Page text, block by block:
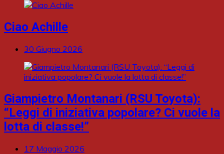
Ciao Achille
30 Giugno 2026
Giampietro Montanari (RSU Toyota):
“Leggi di iniziativa popolare? Ci vuole la
lotta di classe!”
17 Maggio 2026